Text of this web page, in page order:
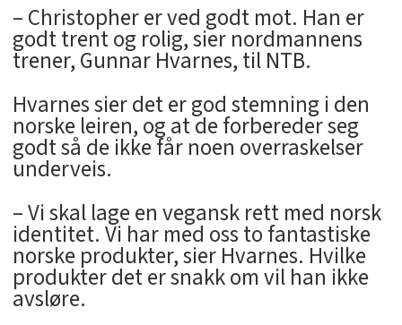
– Christopher er ved godt mot. Han er
godt trent og rolig, sier nordmannens
trener, Gunnar Hvarnes, til NTB.
Hvarnes sier det er god stemning i den
norske leiren, og at de forbereder seg
godt så de ikke får noen overraskelser
underveis.
– Vi skal lage en vegansk rett med norsk
identitet. Vi har med oss to fantastiske
norske produkter, sier Hvarnes. Hvilke
produkter det er snakk om vil han ikke
avsløre.